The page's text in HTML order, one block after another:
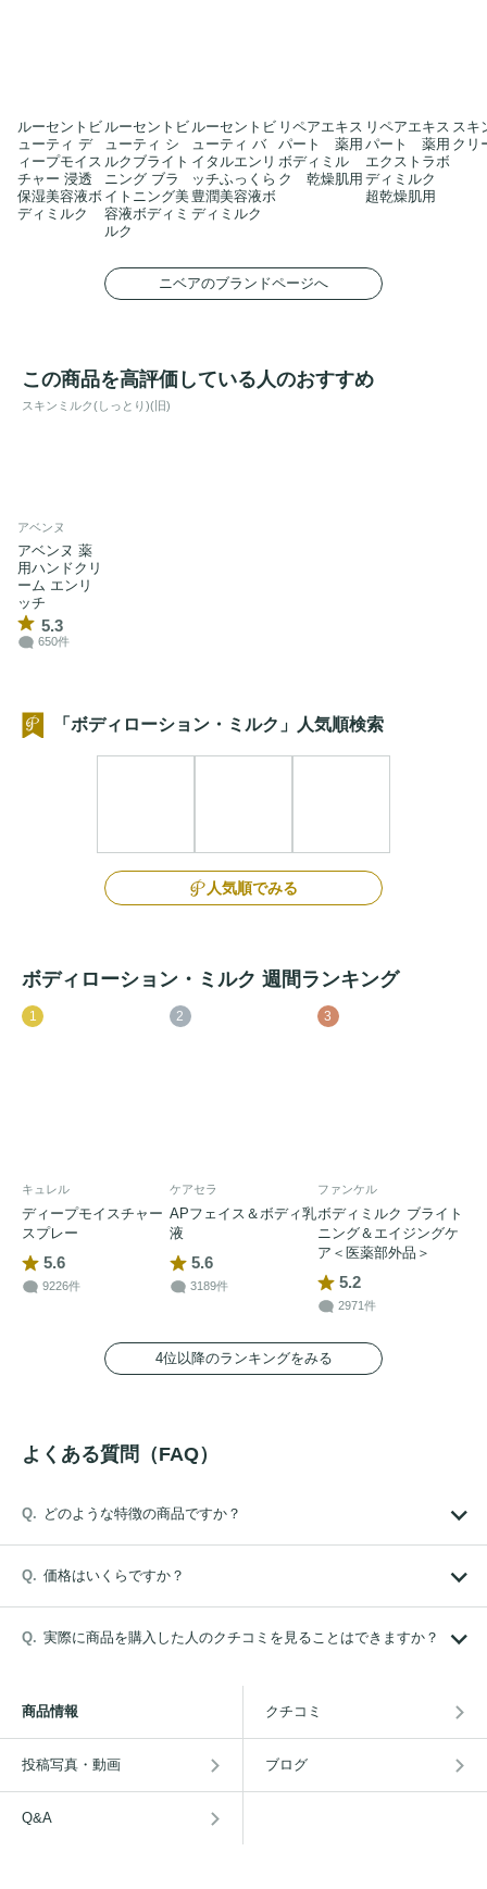
ルーセントビ
ューティ デ
ィープモイス
チャー 浸透
保湿美容液ボ
ディミルク
ルーセントビ
ューティ シ
ルクブライト
ニング ブラ
イトニング美
容液ボディミ
ルク
ルーセントビ
ューティ バ
イタルエンリ
ッチふっくら
豊潤美容液ボ
ディミルク
リペアエキス
パート 薬用
ボディミル
ク 乾燥肌用
リペアエキス
パート 薬用
エクストラボ
ディミルク
超乾燥肌用
スキ
クリ
ニベアのブランドページへ
この商品を高評価している人のおすすめ
スキンミルク(しっとり)(旧)
アベンヌ
アベンヌ 薬
用ハンドクリ
ーム エンリ
ッチ
5.3
650件
「ボディローション・ミルク」人気順検索
人気順でみる
ボディローション・ミルク 週間ランキング
1
キュレル
ディープモイスチャー
スプレー
5.6
9226件
2
ケアセラ
APフェイス＆ボディ乳
液
5.6
3189件
3
ファンケル
ボディミルク ブライト
ニング＆エイジングケ
ア＜医薬部外品＞
5.2
2971件
4位以降のランキングをみる
よくある質問（FAQ）
どのような特徴の商品ですか？
価格はいくらですか？
実際に商品を購入した人のクチコミを見ることはできますか？
商品情報 クチコミ
投稿写真・動画 ブログ
Q&A